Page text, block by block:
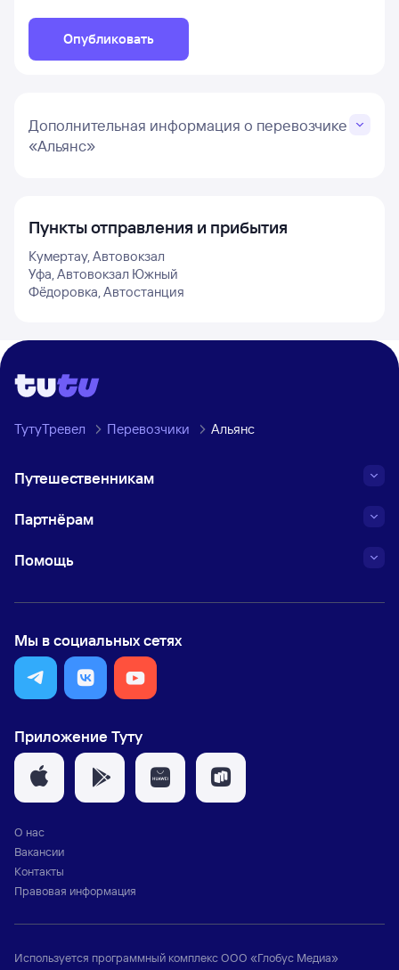
Опубликовать
Дополнительная информация о перевозчике
«Альянс»
Пункты отправления и прибытия
Кумертау, Автовокзал
Уфа, Автовокзал Южный
Фёдоровка, Автостанция
ТутуТревел Перевозчики Альянс
Путешественникам
Партнёрам
Помощь
Мы в социальных сетях
Приложение Туту
О нас
Вакансии
Контакты
Правовая информация
Используется программный комплексООО «Глобус Медиа»